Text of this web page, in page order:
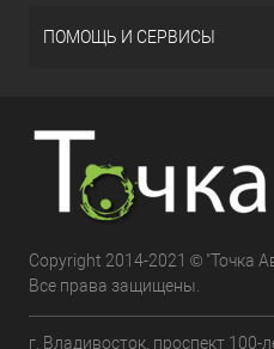
ПОМОЩЬ И СЕРВИСЫ
Copyright 2014-2021 © "Точка
Все права защищены.
г. Владивосток, проспект 100-